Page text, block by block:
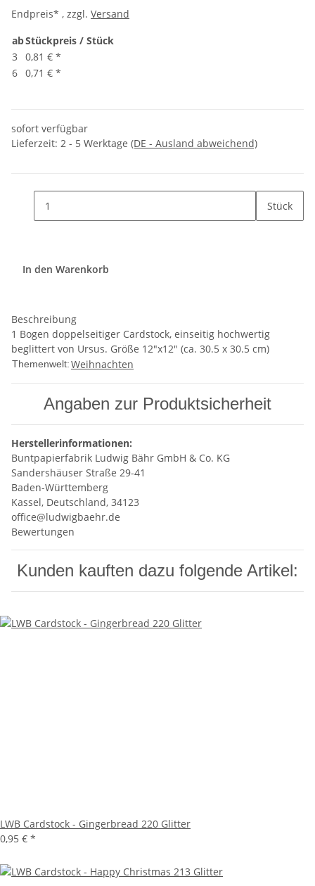
Endpreis* , zzgl. Versand
abStückpreis / Stück
3
0,81 € *
6 0,71 € *
sofort verfügbar
Lieferzeit: 2 - 5 Werktage (DE - Ausland abweichend)
Stück
In den Warenkorb
Beschreibung
1 Bogen doppelseitiger Cardstock, einseitig hochwertig
beglittert von Ursus. Größe 12"x12" (ca. 30.5 x 30.5 cm)
Themenwelt:Weihnachten
Angaben zur Produktsicherheit
Herstellerinformationen:
Buntpapierfabrik Ludwig Bähr GmbH & Co. KG
Sandershäuser Straße 29-41
Baden-Württemberg
Kassel, Deutschland, 34123
office@ludwigbaehr.de
Bewertungen
Kunden kauften dazu folgende Artikel:
LWB Cardstock - Gingerbread 220 Glitter
0,95 € *